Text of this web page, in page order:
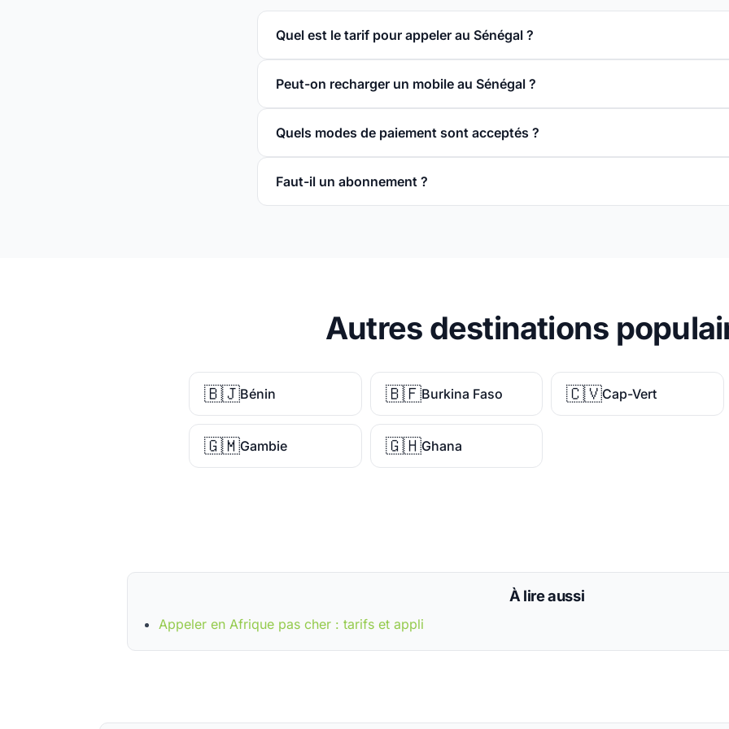
Quel est le tarif pour appeler au Sénégal ?
Peut-on recharger un mobile au Sénégal ?
Quels modes de paiement sont acceptés ?
Faut-il un abonnement ?
Autres destinations
🇧🇯Bénin 🇧🇫Burkina Faso 🇨🇻Cap-Vert
🇬🇲Gambie 🇬🇭Ghana
À lire aussi
Appeler en Afrique pas cher : tarifs et appli